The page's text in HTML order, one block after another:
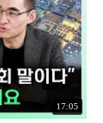
17:05